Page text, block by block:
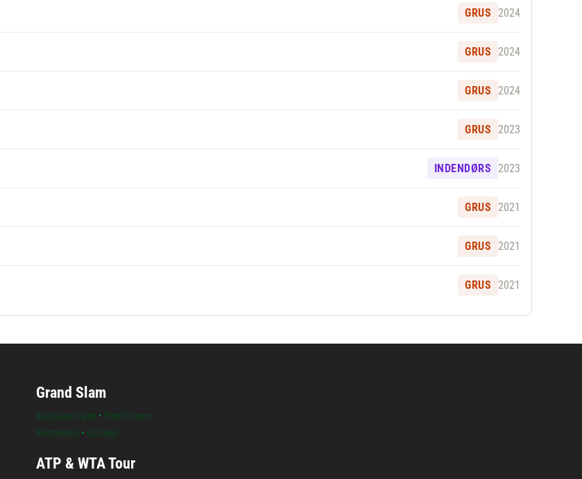
GRUS 2024
GRUS 2024
GRUS 2024
GRUS 2023
INDENDØRS 2023
GRUS 2021
GRUS 2021
GRUS 2021
Grand Slam
Australian Open • French Open
Wimbledon • US Open
ATP & WTA Tour